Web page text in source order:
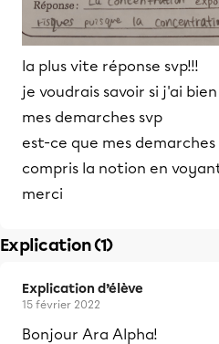
la plus vite réponse svp!!!
je voudrais savoir si j'ai
mes demarches svp
est-ce que mes
compris la notion en
merci
Explication (1)
Explication d’élève
15 février 2022
Bonjour Ara Alpha!